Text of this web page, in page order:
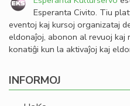
Esperanta Civito. Tiu
eventoj kaj kursoj organizataj
eldonaĵoj, abonon al revuoj kaj
konatiĝi kun la aktivaĵoj kaj
INFORMOJ